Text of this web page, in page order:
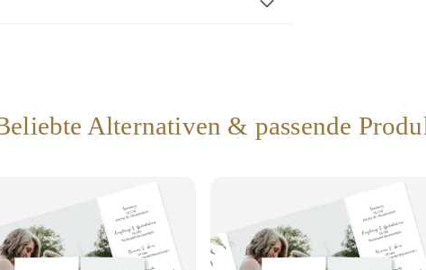
Alternativen & passende